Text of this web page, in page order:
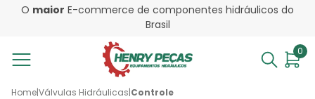
O maior E-commerce de componentes hidráulicos do
Brasil
0
Home|Válvulas Hidráulicas|Controle